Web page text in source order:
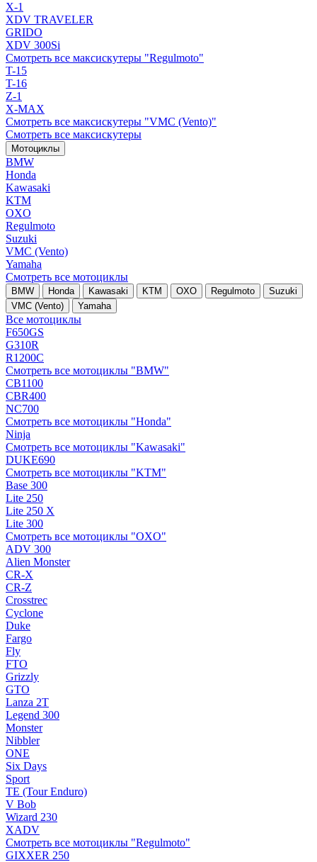
X-1
XDV TRAVELER
GRIDO
XDV 300Si
Смотреть все максискутеры "Regulmoto"
T-15
T-16
Z-1
X-MAX
Смотреть все максискутеры "VMC (Vento)"
Смотреть все максискутеры
Мотоциклы
BMW
Honda
Kawasaki
KTM
OXO
Regulmoto
Suzuki
VMC (Vento)
Yamaha
Смотреть все мотоциклы
BMW Honda Kawasaki KTM OXO Regulmoto
Suzuki
VMC (Vento)
Yamaha
Все мотоциклы
F650GS
G310R
R1200C
Смотреть все мотоциклы "BMW"
CB1100
CBR400
NC700
Смотреть все мотоциклы "Honda"
Ninja
Смотреть все мотоциклы "Kawasaki"
DUKE690
Смотреть все мотоциклы "KTM"
Base 300
Lite 250
Lite 250 X
Lite 300
Смотреть все мотоциклы "OXO"
ADV 300
Alien Monster
CR-X
CR-Z
Crosstrec
Cyclone
Duke
Fargo
Fly
FTO
Grizzly
GTO
Lanza 2T
Legend 300
Monster
Nibbler
ONE
Six Days
Sport
TE (Tour Enduro)
V Bob
Wizard 230
XADV
Смотреть все мотоциклы "Regulmoto"
GIXXER 250